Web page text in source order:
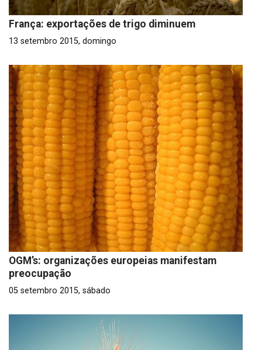
França: exportações de trigo diminuem
13 setembro 2015, domingo
OGM’s: organizações europeias manifestam
preocupação
05 setembro 2015, sábado